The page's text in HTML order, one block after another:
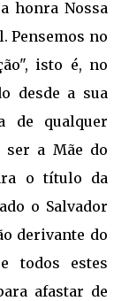
honra Nossa
Pensemos no
isto é, no
desde a sua
de qualquer
ser a Mãe do
o título da
o Salvador
derivante do
todos estes
afastar de